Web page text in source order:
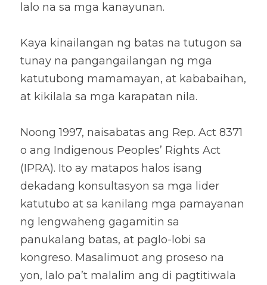
lalo na sa mga kanayunan.
Kaya kinailangan ng batas na tutugon sa
tunay na pangangailangan ng mga
katutubong mamamayan, at kababaihan,
at kikilala sa mga karapatan nila.
Noong 1997, naisabatas ang Rep. Act 8371
o ang Indigenous Peoples’ Rights Act
(IPRA). Ito ay matapos halos isang
dekadang konsultasyon sa mga lider
katutubo at sa kanilang mga pamayanan
ng lengwaheng gagamitin sa
panukalang batas, at paglo-lobi sa
kongreso. Masalimuot ang proseso na
yon, lalo pa’t malalim ang di pagtitiwala